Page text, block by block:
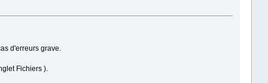
d'erreurs grave.
Fichiers ).